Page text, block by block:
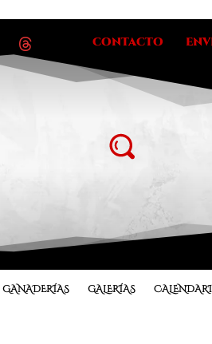
CONTACTO
GANADERÍAS GALERÍAS